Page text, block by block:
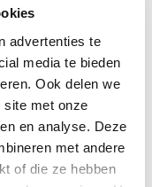
advertenties te
media te bieden
Ook delen we
site met onze
en analyse. Deze
met andere
of die ze hebben
in
per 1 mei 2026